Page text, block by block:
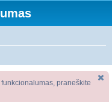
praneškite